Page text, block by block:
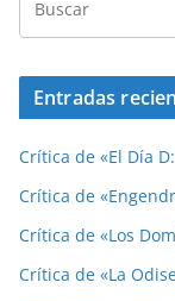
Entradas
Crítica de «El Día
Crítica de
Crítica de «Los
Crítica de «La